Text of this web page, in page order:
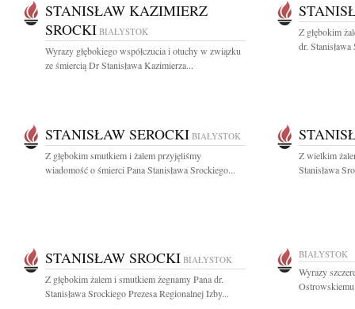
STANISŁAW KAZIMIERZ
SROCKI BIAŁYSTOK
Wyrazy głębokiego współczucia i otuchy w związku
ze śmiercią Dr Stanisława Kazimierza...
Z głębokim
dr.
STANISŁAW SEROCKI BIAŁYSTOK
Z głębokim smutkiem i żalem przyjęliśmy
wiadomość o śmierci Pana Stanisława Srockiego...
Z wielkim
Stanisława
STANISŁAW SROCKI BIAŁYSTOK
Z głębokim żalem i smutkiem żegnamy Pana dr.
Stanisława Srockiego Prezesa Regionalnej Izby...
BIAŁYSTOK
Wyrazy